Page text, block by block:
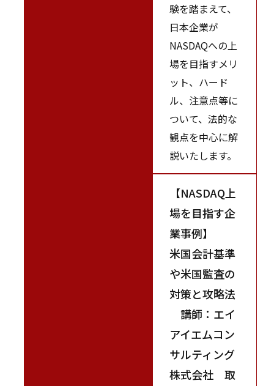
験を踏まえて、
日本企業が
NASDAQへの上
場を目指すメリ
ット、ハード
ル、注意点等に
ついて、法的な
観点を中心に解
説いたします。
【NASDAQ上
場を目指す企
業事例】
米国会計基準
や米国監査の
対策と攻略法
講師：エイ
アイエムコン
サルティング
株式会社 取